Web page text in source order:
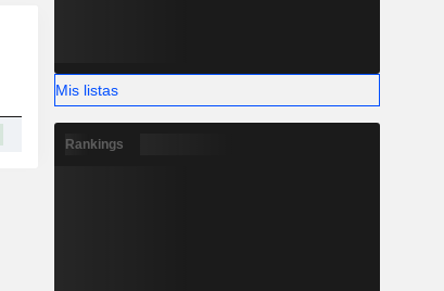
Capi. CT
Mis listas
Rankings